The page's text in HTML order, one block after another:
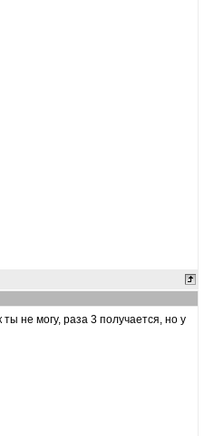
не могу, раза 3 получается, но у